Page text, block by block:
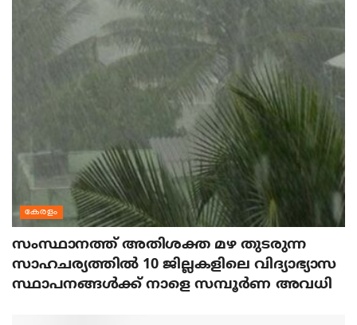
കേരളം
സംസ്ഥാനത്ത് അതിശക്ത മഴ തുടരുന്ന
സാഹചര്യത്തിൽ 10 ജില്ലകളിലെ വിദ്യാഭ്യാസ
സ്ഥാപനങ്ങൾക്ക് നാളെ സമ്പൂർണ അവധി